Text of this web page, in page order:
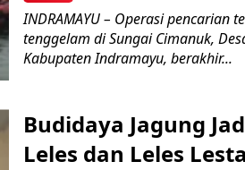
INDRAMAYU – Operasi
tenggelam di Sungai Cimanuk,
Kabupaten Indramayu, berakhir...
Budidaya Jagung
Leles dan Leles